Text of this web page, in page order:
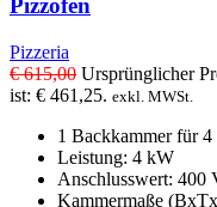
Pizzöfen
Pizzeria
€615,00 Ursprünglicher
ist: € 461,25. exkl. MWSt.
1 Backkammer für
Leistung: 4 kW
Anschlusswert: 400
Kammermaße